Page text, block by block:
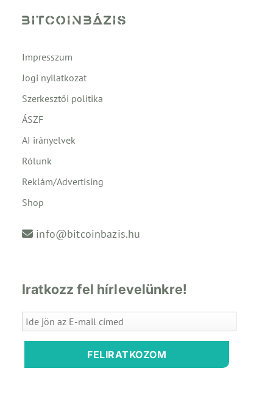
Impresszum
Jogi nyilatkozat
Szerkesztői politika
ÁSZF
AI irányelvek
Rólunk
Reklám/Advertising
Shop
info@bitcoinbazis.hu
Iratkozz fel hírlevelünkre!
FELIRATKOZOM